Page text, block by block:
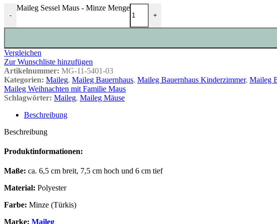
-
Maileg Sessel Maus - Minze Menge
+
Vergleichen
Zur Wunschliste hinzufügen
Artikelnummer: MG-11-5401-03
Kategorien: Maileg, Maileg Bauernhaus, Maileg Bauernhaus Kinderzimmer, Maileg
Maileg Weihnachten mit Familie Maus
Schlagwörter: Maileg, Maileg Mäuse
Beschreibung
Beschreibung
Produktinformationen:
Maße: ca. 6,5 cm breit, 7,5 cm hoch und 6 cm tief
Material: Polyester
Farbe: Minze (Türkis)
Marke: Maileg